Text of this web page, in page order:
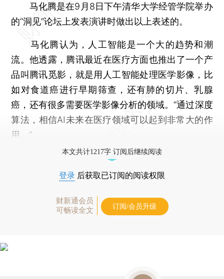
马化腾是在9月8日下午清华大学经管学院举办
的“洞见”论坛上发表演讲时做出以上表述的。
马化腾认为，人工智能是一个大的趋势和潮
流。他透露，腾讯最近在医疗方面也推出了一个产
品叫腾讯觅影，就是用人工智能处理医学影像，比
如对食道癌进行早期筛查，还有肺的切片、乳腺
癌，还有很多需要医学影像分析的领域。“通过深度
算法，相信AI未来在医疗领域可以起到非常大的作
用。”
本文共计1217字 订阅后继续阅读
登录 后获取已订阅的阅读权限
财新通会员
可畅读全文
订阅/会员升级